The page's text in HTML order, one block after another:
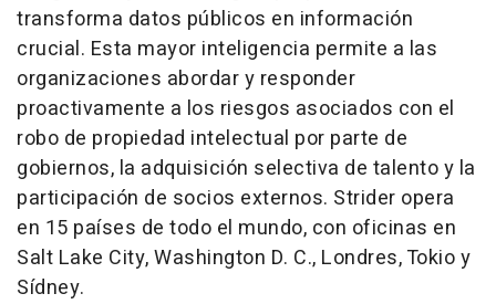
transforma datos públicos en información
crucial. Esta mayor inteligencia permite a las
organizaciones abordar y responder
proactivamente a los riesgos asociados con el
robo de propiedad intelectual por parte de
gobiernos, la adquisición selectiva de talento y la
participación de socios externos. Strider opera
en 15 países de todo el mundo, con oficinas en
Salt Lake City, Washington D. C., Londres,Tokioy
Sídney.